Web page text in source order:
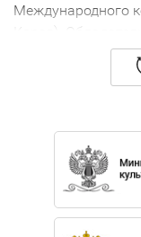
Международного
Корея).
конкурса имени
прозвучал
солист
необходимое
(«Российская
Павел Милюков